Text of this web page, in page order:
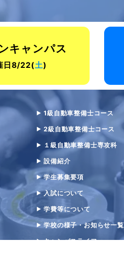
キャンパス
日8/22(土)
1級自動車整備士コース
2級自動車整備士コース
１級自動車整備士専攻科
設備紹介
学生募集要項
入試について
学費等について
学校の様子・お知らせ一覧
キャンパスライフ